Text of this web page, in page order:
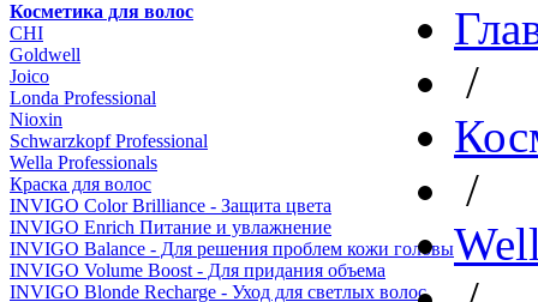
Косметика для волос
CHI
Goldwell
Joico
Londa Professional
Nioxin
Schwarzkopf Professional
Wella Professionals
Краска для волос
INVIGO Color Brilliance - Защита цвета
INVIGO Enrich Питание и увлажнение
INVIGO Balance - Для решения проблем кожи головы
INVIGO Volume Boost - Для придания объема
INVIGO Blonde Recharge - Уход для светлых волос
/
/